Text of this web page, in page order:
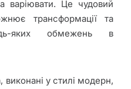
варіювати. Це чудовий
трансформації та
яких обмежень в
у стилі модерн,